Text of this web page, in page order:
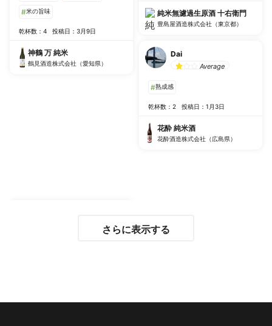
#米の旨味
乾杯数：4 投稿日：3月9日
神鶴 万 純米
鶴見酒造株式会社（愛知県）
純米無濾過生原酒 十右衛門
豊島屋酒造株式会社（東京都）
Dai
Average
#熟成感
乾杯数：2 投稿日：1月3日
花酔 純米酒
花酔酒造株式会社（広島県）
さらに表示する